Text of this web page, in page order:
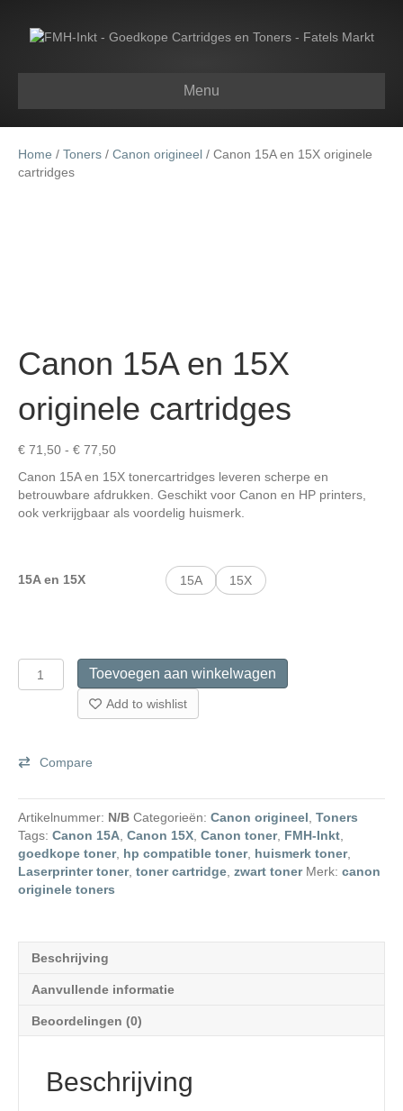
Menu
Home / Toners / Canon origineel / Canon 15A en 15X originele
cartridges
Canon 15A en 15X
originele cartridges
€ 71,50 - € 77,50Prijsklasse:
tot
€ 77,50
Canon 15A en 15X tonercartridges leveren scherpe en
betrouwbare afdrukken. Geschikt voor Canon en HP printers,
ook verkrijgbaar als voordelig huismerk.
15A en 15X 15A 15X
Canon
15A
cartridges
Toevoegen aan winkelwagen
Add to wishlist
Compare
Artikelnummer: N/B Categorieën: Canon origineel, Toners
Tags: Canon 15A, Canon 15X, Canon toner, FMH-Inkt,
goedkope toner, hp compatible toner, huismerk toner,
Laserprinter toner, toner cartridge, zwart toner Merk: canon
originele toners
Beschrijving
Aanvullende informatie
Beoordelingen (0)
Beschrijving